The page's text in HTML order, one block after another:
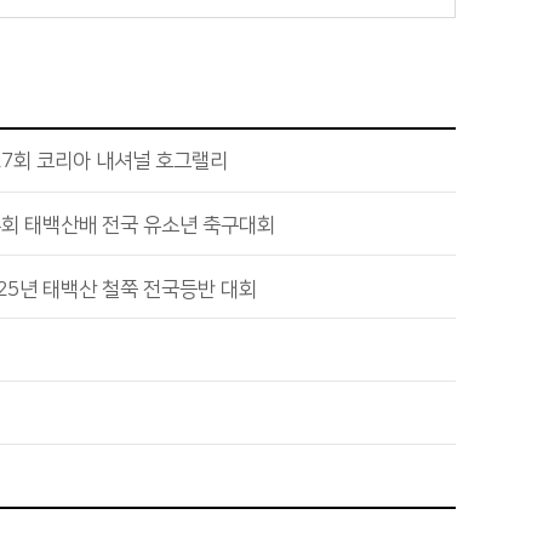
회 코리아 내셔널 호그랠리
태백산배 전국 유소년 축구대회
년 태백산 철쭉 전국등반 대회